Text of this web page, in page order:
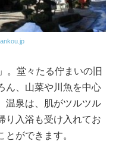
。堂々たる佇まいの旧
ん、山菜や川魚を中心
温泉は、肌がツルツル
り入浴も受け入れてお
ができます。